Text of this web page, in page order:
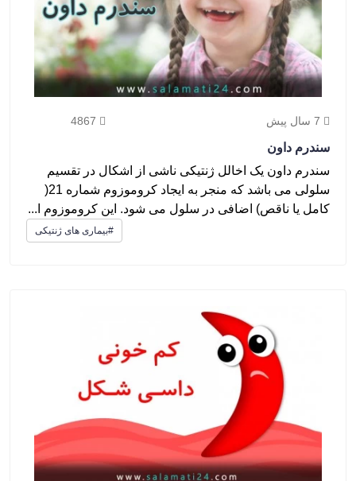
7 سال پیش 4867
سندرم داون
سندرم داون یک اخالل ژنتیکی ناشی از اشکال در تقسیم
سلولی می باشد که منجر به ایجاد کروموزوم شماره 21(
کامل یا ناقص) اضافی در سلول می شود. این کروموزوم ا...
#بیماری های ژنتیکی